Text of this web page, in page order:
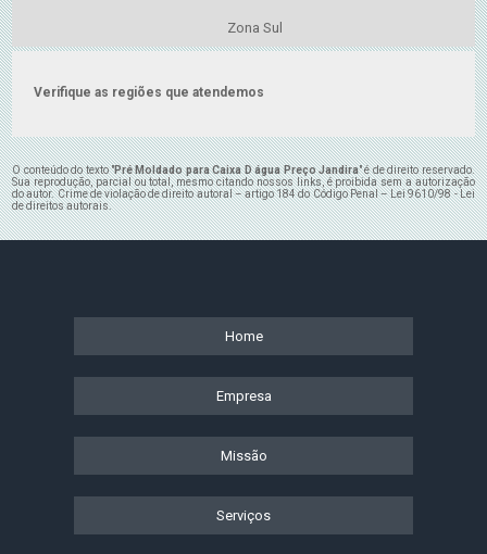
Zona Sul
Verifique as regiões que atendemos
O conteúdo do texto "Pré Moldado para Caixa D água Preço Jandira" é de direito reservado.
Sua reprodução, parcial ou total, mesmo citando nossos links, é proibida sem a autorização
do autor. Crime de violação de direito autoral – artigo 184 do Código Penal –Lei 9610/98 - Lei
de direitos autorais.
Home
Empresa
Missão
Serviços